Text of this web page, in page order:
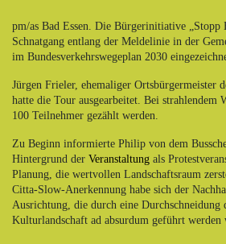
pm/as Bad Essen. Die Bürgerinitiative „Stopp
Schnatgang entlang der Meldelinie in der
im Bundesverkehrswegeplan 2030
Jürgen Frieler, ehemaliger Ortsbürgermeister
hatte die Tour ausgearbeitet. Bei strahlendem
100 Teilnehmer gezählt werden.
Zu Beginn informierte Philip von dem
Hintergrund der Veranstaltung als
Planung, die wertvollen Landschaftsraum
Citta-Slow-Anerkennung habe sich der
Ausrichtung, die durch eine Durchschneidung
Kulturlandschaft ad absurdum geführt werden